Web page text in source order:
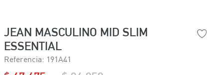
JEAN MASCULINO MID SLIM
ESSENTIAL
Referencia: 191A41